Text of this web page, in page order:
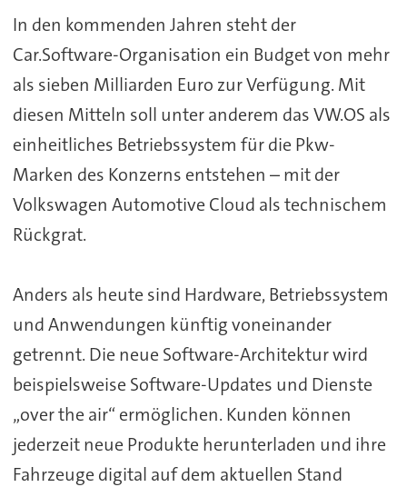
In den kommenden Jahren steht der
Car.Software-Organisation ein Budget von mehr
als sieben Milliarden Euro zur Verfügung. Mit
diesen Mitteln soll unter anderem das VW.OS als
einheitliches Betriebssystem für die Pkw-
Marken des Konzerns entstehen – mit der
Volkswagen Automotive Cloud als technischem
Rückgrat.
Anders als heute sind Hardware, Betriebssystem
und Anwendungen künftig voneinander
getrennt. Die neue Software-Architektur wird
beispielsweise Software-Updates und Dienste
„over the air“ ermöglichen. Kunden können
jederzeit neue Produkte herunterladen und ihre
Fahrzeuge digital auf dem aktuellen Stand